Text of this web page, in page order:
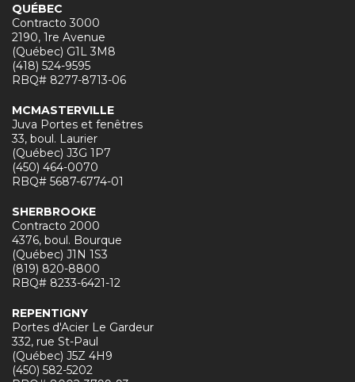
QUÉBEC
Contracto 3000
2190, 1re Avenue
(Québec) G1L 3M8
(418) 524-9595
RBQ# 8277-8713-06
MCMASTERVILLE
Juva Portes et fenêtres
33, boul. Laurier
(Québec) J3G 1P7
(450) 464-0070
RBQ# 5687-6774-01
SHERBROOKE
Contracto 2000
4376, boul. Bourque
(Québec) J1N 1S3
(819) 820-8800
RBQ# 8233-6421-12
REPENTIGNY
Portes d'Acier Le Gardeur
332, rue St-Paul
(Québec) J5Z 4H9
(450) 582-5202